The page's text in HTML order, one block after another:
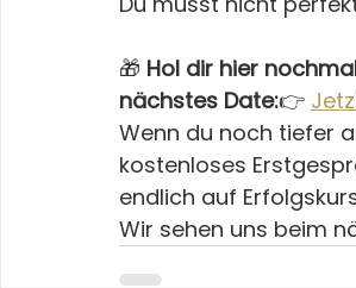
🎁 Hol dir hier
nächstes Date:👉
Wenn du noch tiefer
kostenloses
endlich auf
Wir sehen uns beim